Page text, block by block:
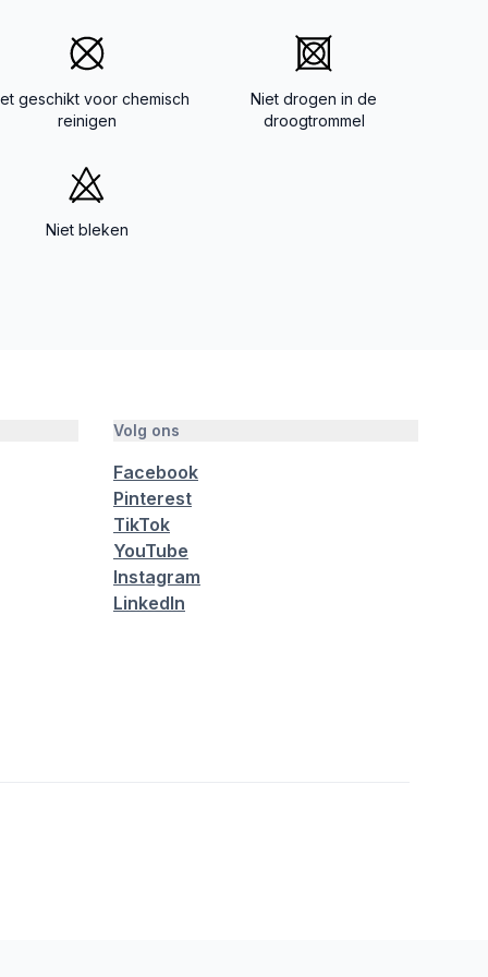
geschikt voor chemisch
reinigen
Niet drogen in de
droogtrommel
Niet bleken
Volg ons
Facebook
Pinterest
TikTok
YouTube
Instagram
LinkedIn